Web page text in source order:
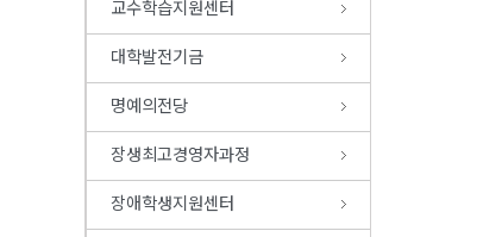
교수학습지원센터
대학발전기금
명예의전당
장생최고경영자과정
장애학생지원센터